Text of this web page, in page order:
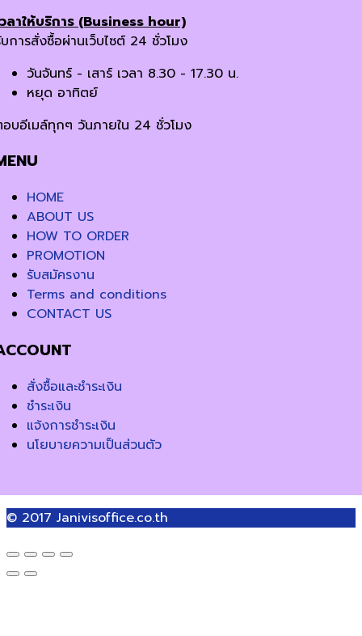
ลาให้บริการ (Business hour)
การสั่งซื้อผ่านเว็บไซต์ 24 ชั่วโมง
วันจันทร์ - เสาร์ เวลา 8.30 - 17.30 น.
หยุด อาทิตย์
บอีเมล์ทุกๆ วันภายใน 24 ชั่วโมง
HOME
ABOUT US
HOW TO ORDER
PROMOTION
รับสมัครงาน
Terms and conditions
CONTACT US
สั่งซื้อและชำระเงิน
ชำระเงิน
แจ้งการชำระเงิน
นโยบายความเป็นส่วนตัว
© 2017 Janivisoffice.co.th